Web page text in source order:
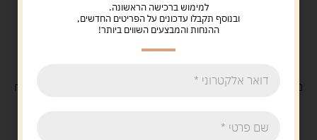
משלוח חינםבקנייה מעל 329 ש"ח
למימוש ברכישה הראשונה.
ובנוסף תקבלו עדכונים על הפריטים החדשים,
ההנחות והמבצעים השווים ביותר!